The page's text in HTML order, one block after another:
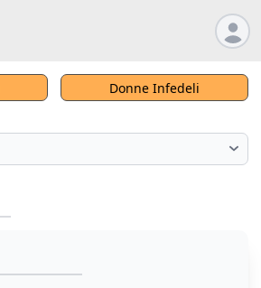
Donne Infedeli